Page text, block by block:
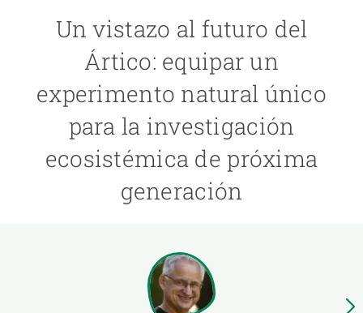
Un vistazo al futuro del
Ártico: equipar un
experimento natural único
para la investigación
ecosistémica de próxima
generación
ÚNETE A NOSOTROS
NOTICIAS Y AGENDA